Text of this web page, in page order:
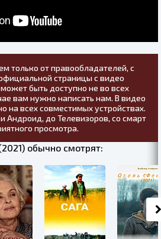
только от правообладателей, с
страницы с видео
быть доступно не во всех
вам нужно написать нам. В видео
на всех совместимых устройствах.
Андроид, до Телевизоров, со смарт
просмотра.
обычно смотрят: